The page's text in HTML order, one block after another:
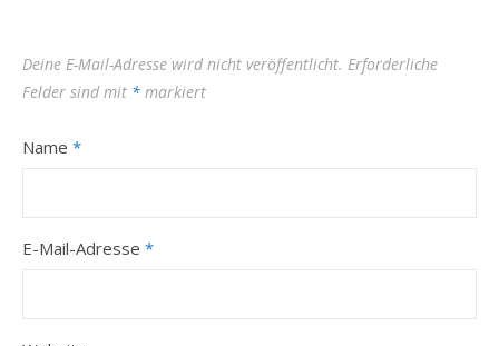
Deine E-Mail-Adresse wird nicht veröffentlicht. Erforderliche
Felder sind mit * markiert
Name *
E-Mail-Adresse *